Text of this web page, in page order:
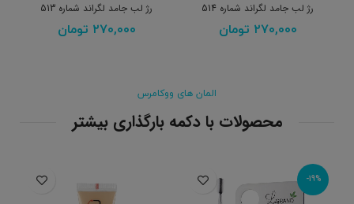
رژ لب جامد لگراند شماره 514
۲۷۰,۰۰۰ تومان
رژ لب جامد لگراند شماره 513
۲۷۰,۰۰۰ تومان
المان های ووکامرس
محصولات با دکمه بارگذاری بیشتر
-19%